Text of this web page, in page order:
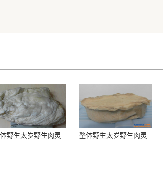
野生太岁野生肉灵
整体野生太岁野生肉灵